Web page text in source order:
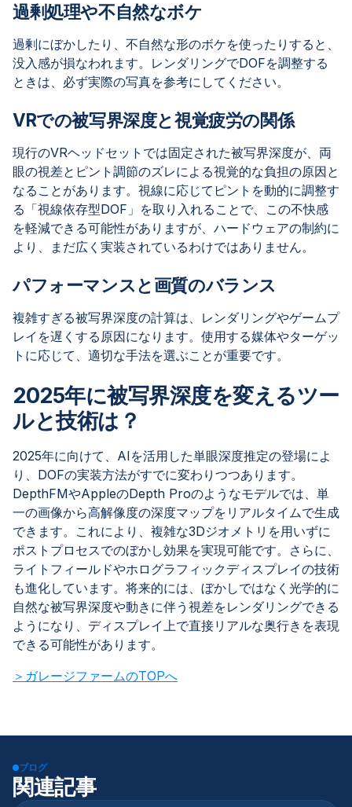
過剰処理や不自然なボケ
過剰にぼかしたり、不自然な形のボケを使ったりすると、
没入感が損なわれます。レンダリングでDOFを調整する
ときは、必ず実際の写真を参考にしてください。
VRでの被写界深度と視覚疲労の関係
現行のVRヘッドセットでは固定された被写界深度が、両
眼の視差とピント調節のズレによる視覚的な負担の原因と
なることがあります。視線に応じてピントを動的に調整す
る「視線依存型DOF」を取り入れることで、この不快感
を軽減できる可能性がありますが、ハードウェアの制約に
より、まだ広く実装されているわけではありません。
パフォーマンスと画質のバランス
複雑すぎる被写界深度の計算は、レンダリングやゲームプ
レイを遅くする原因になります。使用する媒体やターゲッ
トに応じて、適切な手法を選ぶことが重要です。
2025年に被写界深度を変えるツー
ルと技術は？
2025年に向けて、AIを活用した単眼深度推定の登場によ
り、DOFの実装方法がすでに変わりつつあります。
DepthFMやAppleのDepth Proのようなモデルでは、単
一の画像から高解像度の深度マップをリアルタイムで生成
できます。これにより、複雑な3Dジオメトリを用いずに
ポストプロセスでのぼかし効果を実現可能です。さらに、
ライトフィールドやホログラフィックディスプレイの技術
も進化しています。将来的には、ぼかしではなく光学的に
自然な被写界深度や動きに伴う視差をレンダリングできる
ようになり、ディスプレイ上で直接リアルな奥行きを表現
できる可能性があります。
＞ガレージファームのTOPへ
ブログ
関連記事